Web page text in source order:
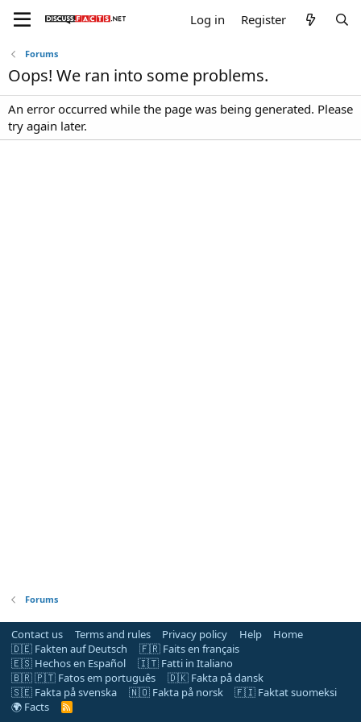
Log in Register
Forums
Oops! We ran into some problems.
An error occurred while the page was being generated. Please
try again later.
Forums
Contact us Terms and rules Privacy policy Help
Home
🇩🇪 Fakten auf Deutsch
🇫🇷 Faits en français
🇪🇸 Hechos en Español
🇮🇹 Fatti in Italiano
🇧🇷 🇵🇹 Fatos em português
🇩🇰 Fakta på dansk
🇸🇪 Fakta på svenska
🇳🇴 Fakta på norsk
🇫🇮 Faktat suomeksi
🌍 Facts
R